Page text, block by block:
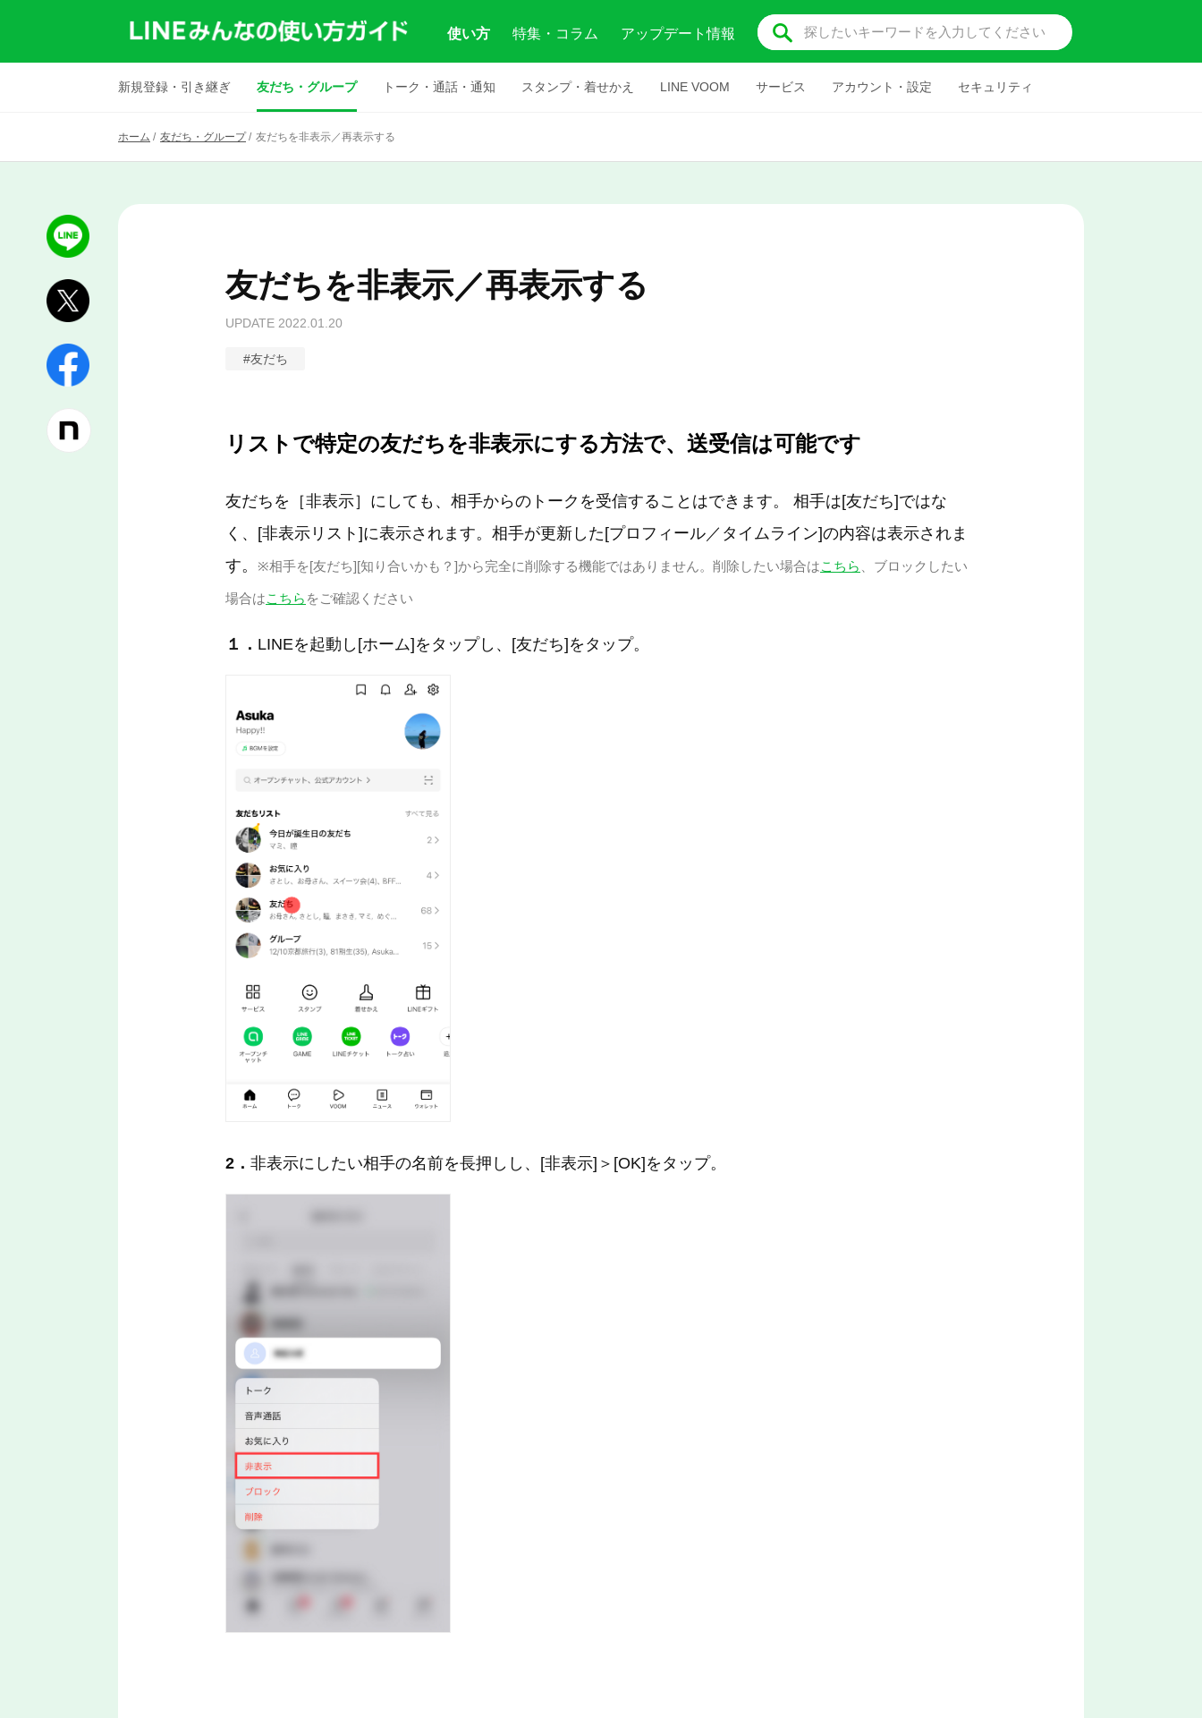
使い方 特集・コラム アップデート情報
新規登録・引き継ぎ 友だち・グループ トーク・通話・通知 スタンプ・着せかえ LINE VOOM サービス アカウント・設定 セキュリティ
ホーム / 友だち・グループ/ 友だちを非表示／再表示する
友だちを非表示／再表示する
UPDATE 2022.01.20
#友だち
リストで特定の友だちを非表示にする方法で、送受信は可能です
友だちを［非表示］にしても、相手からのトークを受信することはできます。 相手は[友だち]ではな
く、[非表示リスト]に表示されます。相手が更新した[プロフィール／タイムライン]の内容は表示されま
す。
※相手を[友だち][知り合いかも？]から完全に削除する機能ではありません。削除したい場合はこちら 、ブロックしたい
場合はこちら をご確認ください
１． LINEを起動し[ホーム]をタップし、[友だち]をタップ。
2． 非表示にしたい相手の名前を長押しし、[非表示]＞[OK]をタップ。